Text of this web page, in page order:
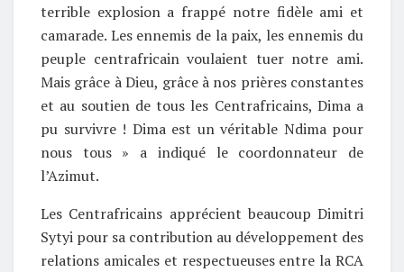
terrible explosion a frappé notre fidèle ami et
camarade. Les ennemis de la paix, les ennemis du
peuple centrafricain voulaient tuer notre ami.
Mais grâce à Dieu, grâce à nos prières constantes
et au soutien de tous les Centrafricains, Dima a
pu survivre ! Dima est un véritable Ndima pour
nous tous » a indiqué le coordonnateur de
l’Azimut.
Les Centrafricains apprécient beaucoup Dimitri
Sytyi pour sa contribution au développement des
relations amicales et respectueuses entre la RCA